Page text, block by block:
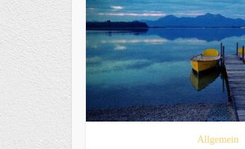
Allgemein